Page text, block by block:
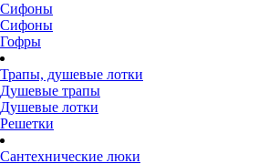
Сифоны
Сифоны
Гофры
Трапы, душевые лотки
Душевые трапы
Душевые лотки
Решетки
Сантехнические люки